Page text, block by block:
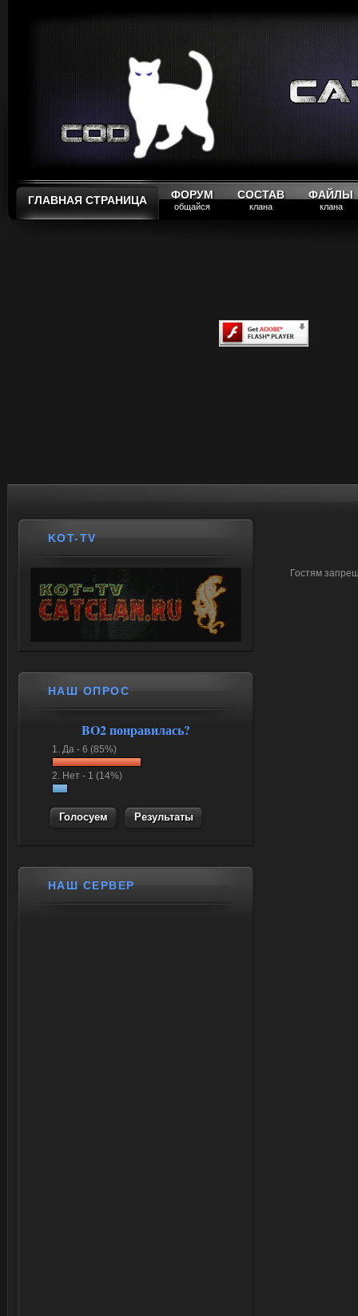
ГЛАВНАЯ СТРАНИЦА ФОРУМ
общайся
СОСТАВ
клана
ФАЙЛЫ
клана
Гостям
KOT-TV
НАШ ОПРОС
BO2 понравилась?
1. Да - 6 (85%)
2. Нет - 1 (14%)
Результаты
НАШ СЕРВЕР